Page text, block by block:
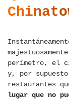
perímetro, el
y, por
restaurantes
lugar que no